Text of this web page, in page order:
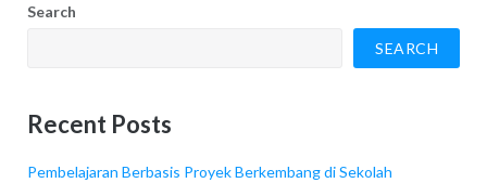
Search
SEARCH
Recent Posts
Pembelajaran Berbasis Proyek Berkembang di Sekolah